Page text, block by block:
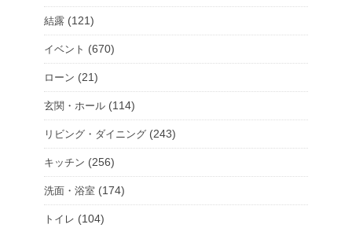
結露 (121)
イベント (670)
ローン (21)
玄関・ホール (114)
リビング・ダイニング (243)
キッチン (256)
洗面・浴室 (174)
トイレ (104)